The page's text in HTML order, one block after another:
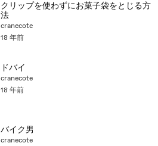
クリップを使わずにお菓子袋をとじる方
法
cranecote
18 年前
ドバイ
cranecote
18 年前
バイク男
cranecote